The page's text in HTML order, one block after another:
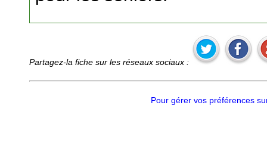
Partagez-la fiche sur les réseaux sociaux :
Pour gérer vos préférences